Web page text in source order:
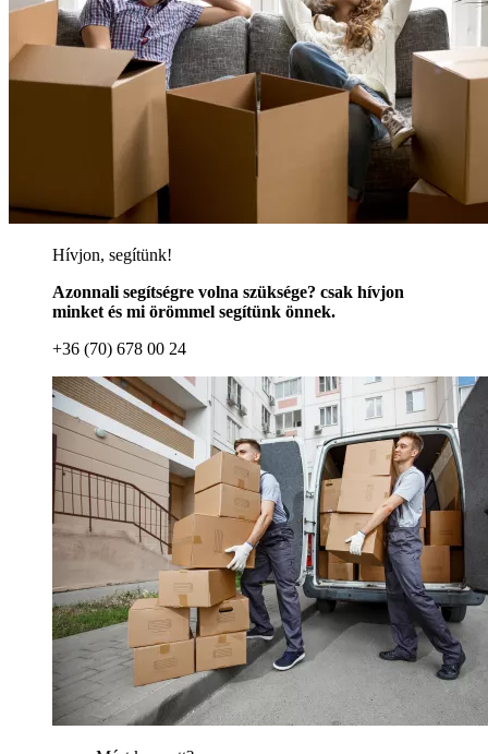
Hívjon, segítünk!
Azonnali segítségre volna szüksége? csak hívjon
minket és mi örömmel segítünk önnek.
+36 (70) 678 00 24